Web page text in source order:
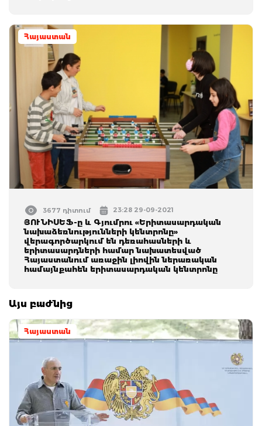
Հայաստան
3677 դիտում 23:28 29-09-2021
ՅՈՒՆԻՍԵՖ-ը և Գյումրու «Երիտասարդական
նախաձեռնությունների կենտրոնը»
վերագործարկում են դեռահասների և
երիտասարդների համար նախատեսված
Հայաստանում առաջին լիովին ներառական
համայնքահեն երիտասարդական կենտրոնը
Այս բաժնից
Հայաստան